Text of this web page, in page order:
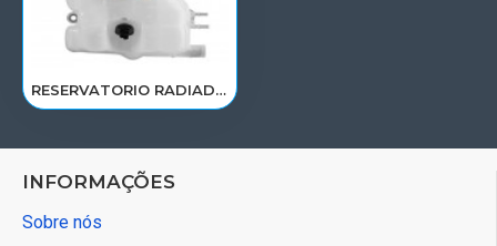
RESERVATORIO RADIADOR AGUA SCANIA 124 NTG P/G/R/S/XT 2019> 2545033/RP082
INFORMAÇÕES
Sobre nós